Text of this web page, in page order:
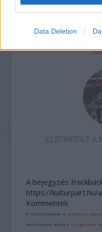
Data Deletion
ELSTARTOLT A
A bejegyzés
https://kulturpart.hu/
Kommentek:
A hozzászólások avonatkozó
minősülnek, értük a szolgáltatás